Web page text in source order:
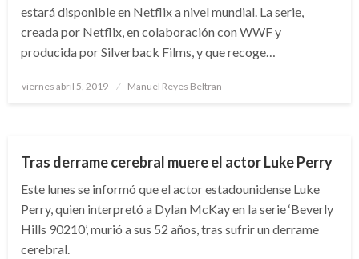
estará disponible en Netflix a nivel mundial. La serie,
creada por Netflix, en colaboración con WWF y
producida por Silverback Films, y que recoge…
Publicado
viernes abril 5, 2019 Manuel Reyes Beltran
Tras derrame cerebral muere el actor Luke Perry
Este lunes se informó que el actor estadounidense Luke
Perry, quien interpretó a Dylan McKay en la serie ‘Beverly
Hills 90210’, murió a sus 52 años, tras sufrir un derrame
cerebral.